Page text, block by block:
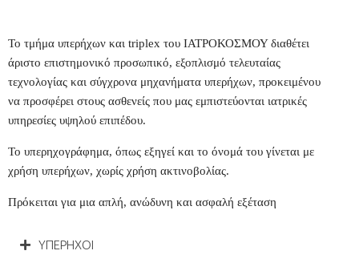
Το τμήμα υπερήχων και triplex του ΙΑΤΡΟΚΟΣΜΟΥ διαθέτει
άριστο επιστημονικό προσωπικό, εξοπλισμό τελευταίας
τεχνολογίας και σύγχρονα μηχανήματα υπερήχων, προκειμένου
να προσφέρει στους ασθενείς που μας εμπιστεύονται ιατρικές
υπηρεσίες υψηλού επιπέδου.
Το υπερηχογράφημα, όπως εξηγεί και το όνομά του γίνεται με
χρήση υπερήχων, χωρίς χρήση ακτινοβολίας.
Πρόκειται για μια απλή, ανώδυνη και ασφαλή εξέταση
ΥΠΕΡΗΧΟΙ